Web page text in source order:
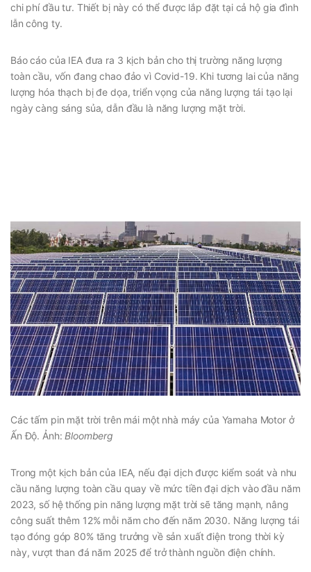
chi phí đầu tư. Thiết bị này có thể được lắp đặt tại cả hộ gia đình
lẫn công ty.
Báo cáo của IEA đưa ra 3 kịch bản cho thị trường năng lượng
toàn cầu, vốn đang chao đảo vì Covid-19. Khi tương lai của năng
lượng hóa thạch bị đe dọa, triển vọng của năng lượng tái tạo lại
ngày càng sáng sủa, dẫn đầu là năng lượng mặt trời.
Các tấm pin mặt trời trên mái một nhà máy của Yamaha Motor ở
Ấn Độ. Ảnh: Bloomberg
Trong một kịch bản của IEA, nếu đại dịch được kiểm soát và nhu
cầu năng lượng toàn cầu quay về mức tiền đại dịch vào đầu năm
2023, số hệ thống pin năng lượng mặt trời sẽ tăng mạnh, nâng
công suất thêm 12% mỗi năm cho đến năm 2030. Năng lượng tái
tạo đóng góp 80% tăng trưởng về sản xuất điện trong thời kỳ
này, vượt than đá năm 2025 để trở thành nguồn điện chính.